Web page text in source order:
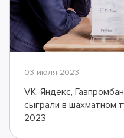
03 июля 2023
VK, Яндекс,
сыграли в шахматном
2023